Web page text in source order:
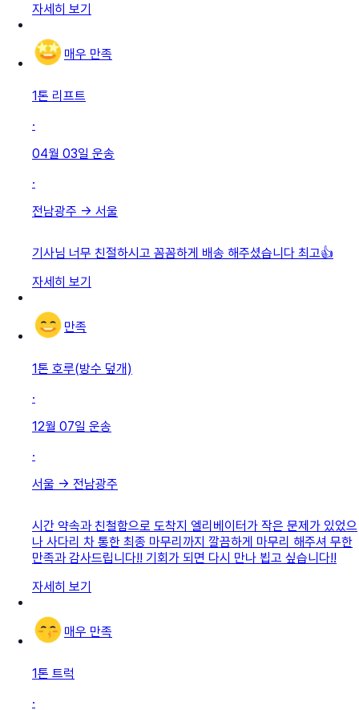
자세히 보기
매우 만족
1톤 리프트
·
04월 03일 운송
·
전남광주 → 서울
기사님 너무 친절하시고 꼼꼼하게 배송 해주셨습니다 최고👍
자세히 보기
만족
1톤 호루(방수 덮개)
·
12월 07일 운송
·
서울 → 전남광주
시간 약속과 친철함으로 도착지 엘리베이터가 작은 문제가 있었으
나 사다리 차 통한 최종 마무리까지 깔끔하게 마무리 해주셔 무한
만족과 감사드립니다!! 기회가 되면 다시 만나 뵙고 싶습니다!!
자세히 보기
매우 만족
1톤 트럭
·